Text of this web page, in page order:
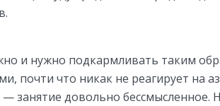
и нужно подкармливать таким
почти что никак не реагирует на
занятие довольно бессмысленное.